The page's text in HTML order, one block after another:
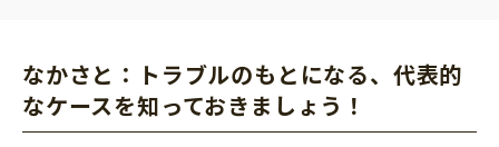
なかさと：トラブルのもとになる、代表的
なケースを知っておきましょう！